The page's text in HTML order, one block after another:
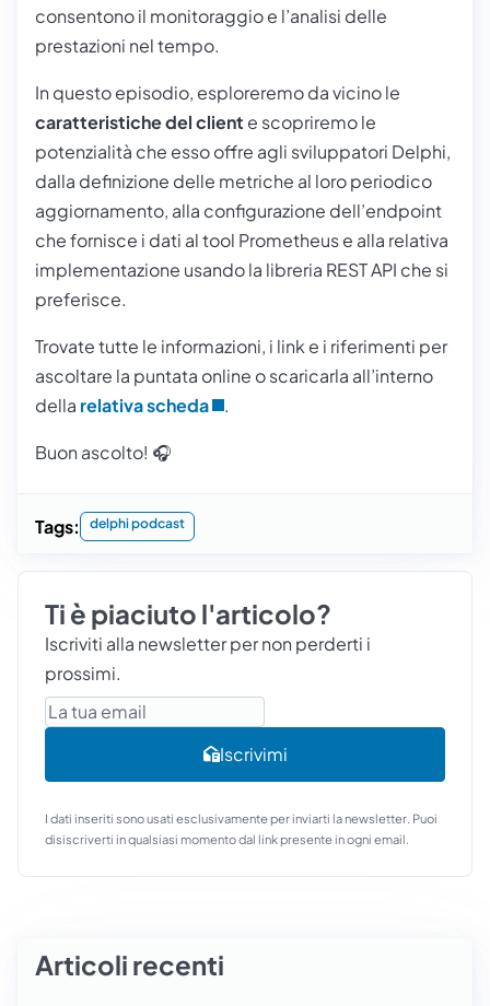
consentono il monitoraggio e l’analisi delle
prestazioni nel tempo.
In questo episodio, esploreremo da vicino le
caratteristiche del client e scopriremo le
potenzialità che esso offre agli sviluppatori Delphi,
dalla definizione delle metriche al loro periodico
aggiornamento, alla configurazione dell’endpoint
che fornisce i dati al tool Prometheus e alla relativa
implementazione usando la libreria REST API che si
preferisce.
Trovate tutte le informazioni, i link e i riferimenti per
ascoltare la puntata online o scaricarla all’interno
della relativa scheda .
Buon ascolto! 🎧
Tags: delphi podcast
Ti è piaciuto l'articolo?
Iscriviti alla newsletter per non perderti i
prossimi.
Email
Iscrivimi
I dati inseriti sono usati esclusivamente per inviarti la newsletter. Puoi
disiscriverti in qualsiasi momento dal link presente in ogni email.
Articoli recenti